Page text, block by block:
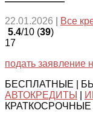
22.01.2026 Все
5.4/10 (39)
17
подать заявление
БЕСПЛАТНЫЕ |
АВТОКРЕДИТЫ
КРАТКОСРОЧНЫЕ |